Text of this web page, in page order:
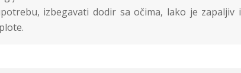
izbegavati dodir sa očima, lako je zapaljiv i